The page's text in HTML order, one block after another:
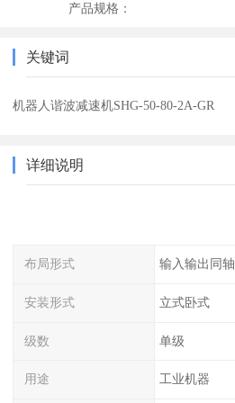
产品规格：
关键词
机器人谐波减速机SHG-50-80-2A-GR
详细说明
布局形式 输入输出同轴
安装形式 立式卧式
级数 单级
用途 工业机器